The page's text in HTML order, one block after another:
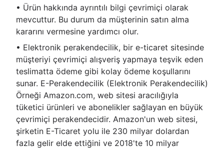
• Ürün hakkında ayrıntılı bilgi çevrimiçi olarak
mevcuttur. Bu durum da müşterinin satın alma
kararını vermesine yardımcı olur.
• Elektronik perakendecilik, bir e-ticaret sitesinde
müşteriyi çevrimiçi alışveriş yapmaya teşvik eden
teslimatta ödeme gibi kolay ödeme koşullarını
sunar. E-Perakendecilik (Elektronik Perakendecilik)
Örneği Amazon.com, web sitesi aracılığıyla
tüketici ürünleri ve abonelikler sağlayan en büyük
çevrimiçi perakendecidir. Amazon'un web sitesi,
şirketin E-Ticaret yolu ile 230 milyar dolardan
fazla gelir elde ettiğini ve 2018'te 10 milyar